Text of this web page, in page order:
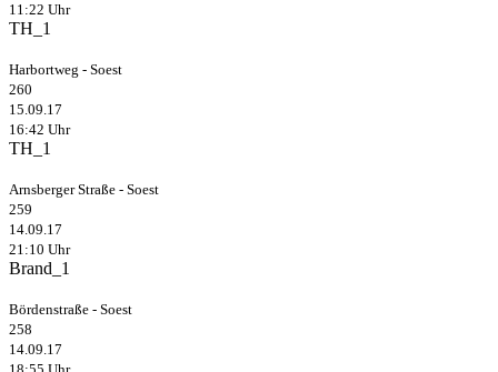
11:22 Uhr
TH_1
Harbortweg - Soest
260
15.09.17
16:42 Uhr
TH_1
Arnsberger Straße - Soest
259
14.09.17
21:10 Uhr
Brand_1
Bördenstraße - Soest
258
14.09.17